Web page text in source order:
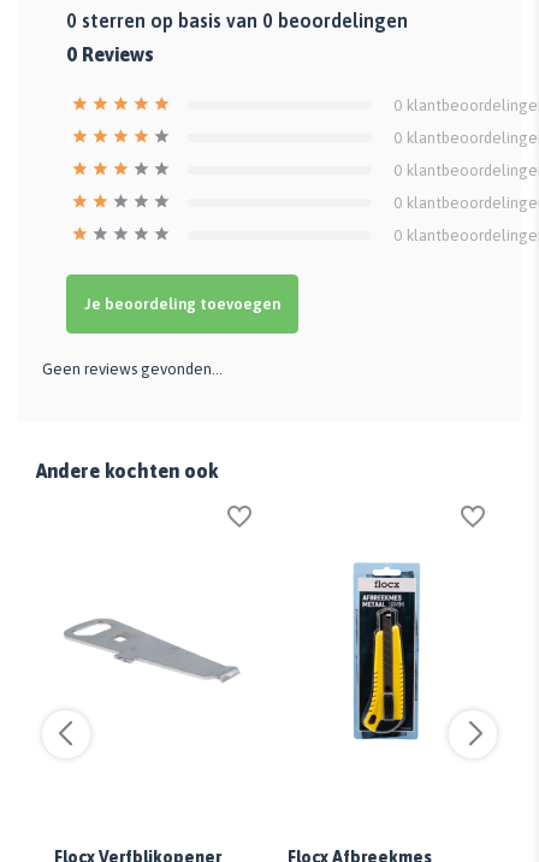
0 sterren op basis van 0 beoordelingen
0 Reviews
0
0
0
0
0
Je beoordeling toevoegen
Geen reviews gevonden...
Andere kochten ook
Flocx Verfblikopener
Flocx Afbreekmes